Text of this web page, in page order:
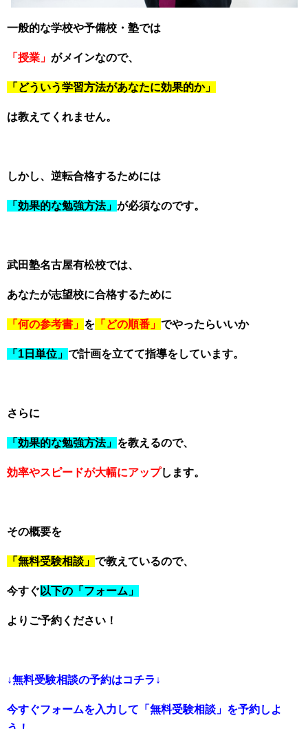
一般的な学校や予備校・塾では
「授業」 がメインなので、
「どういう学習方法があなたに効果的か」
は教えてくれません。
しかし、逆転合格するためには
「効果的な勉強方法」 が必須なのです。
武田塾名古屋有松校では、
あなたが志望校に合格するために
「何の参考書」 を 「どの順番」 でやったらいいか
「1日単位」 で計画を立てて指導をしています。
さらに
「効果的な勉強方法」 を教えるので、
効率やスピードが大幅にアップします。
その概要を
「無料受験相談」 で教えているので、
今すぐ以下の「フォーム」
よりご予約ください！
↓無料受験相談の予約はコチラ↓
今すぐフォームを入力して「無料受験相談」を予約しよ